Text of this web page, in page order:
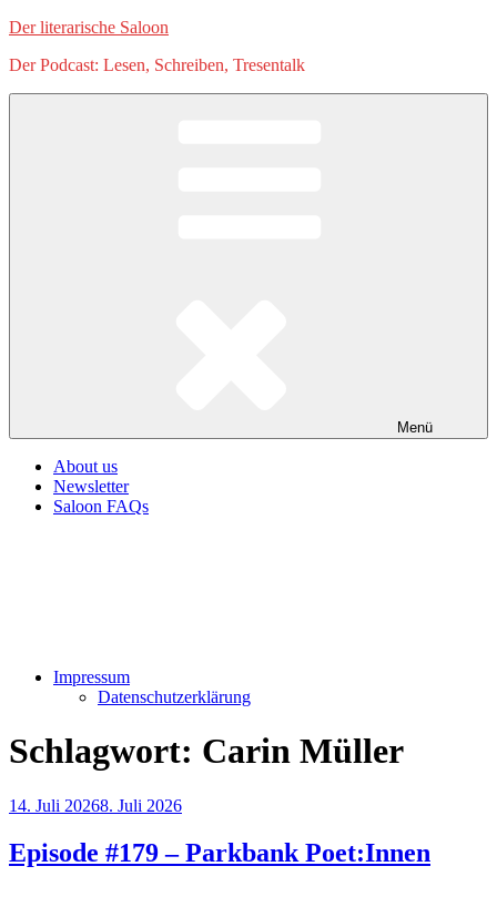
Zum
springen
Der literarische Saloon
Der Podcast: Lesen, Schreiben, Tresentalk
Menü
About us
Newsletter
Saloon FAQs
Impressum
Datenschutzerklärung
Schlagwort: Carin Müller
Veröffentlicht
14. Juli 20268. Juli 2026
Episode #179 – Parkbank Poet:Innen